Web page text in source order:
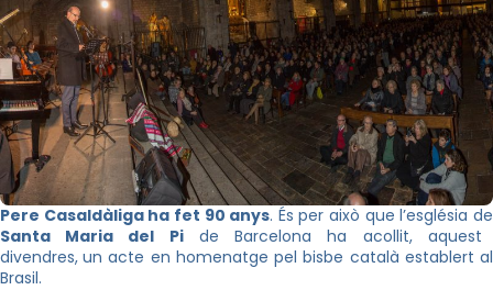
Pere Casaldàliga ha fet 90 anys. És per això que l’església de
Santa Maria del Pide Barcelona ha acollit, aquest
divendres, un acte en homenatge pel bisbe català establert al
Brasil.